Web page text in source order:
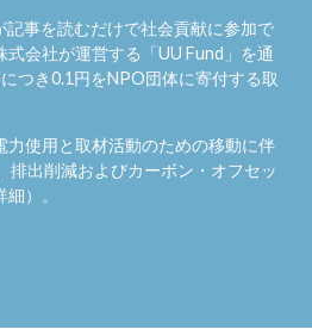
事を読むだけで社会貢献に参加で
式会社が運営する「UU Fund 」を通
つき0.1円をNPO団体に寄付する取
力使用と取材活動のための移動に伴
排出削減およびカーボン・オフセッ
細）。